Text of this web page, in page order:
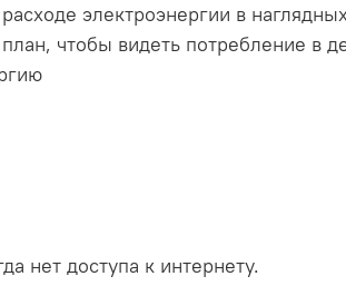
электроэнергии в
чтобы видеть потребление в
нет доступа к интернету.